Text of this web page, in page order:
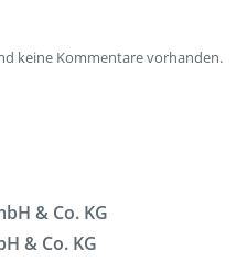
keine Kommentare vorhanden.
& Co. KG
& Co. KG